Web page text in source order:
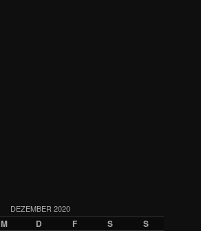
DEZEMBER 2020
M D F S S